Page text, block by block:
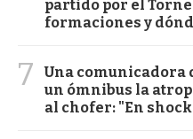
partido por el
formaciones y
7
Una comunicadora
un ómnibus la
al chofer: "En